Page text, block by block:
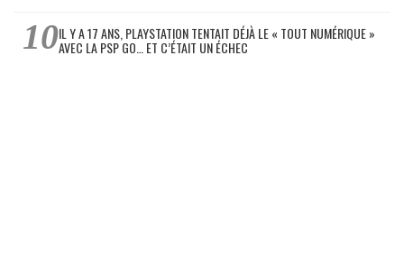
IL Y A 17 ANS, PLAYSTATION TENTAIT DÉJÀ LE « TOUT NUMÉRIQUE »
AVEC LA PSP GO… ET C’ÉTAIT UN ÉCHEC